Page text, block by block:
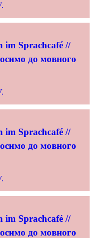
im Sprachcafé //
до мовного
im Sprachcafé //
до мовного
im Sprachcafé //
до мовного